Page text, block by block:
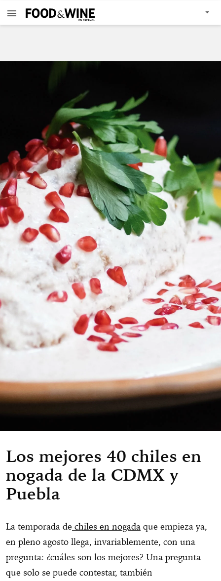
Los mejores 40 chiles en
nogada de la CDMX y
Puebla
La temporada de chiles en nogada que empieza ya,
en pleno agosto llega, invariablemente, con una
pregunta: ¿cuáles son los mejores? Una pregunta
que solo se puede contestar, también